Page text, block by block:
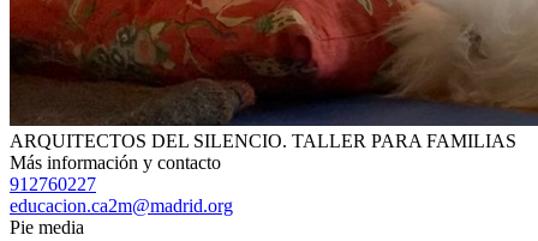
ARQUITECTOS DEL SILENCIO. TALLER PARA FAMILIAS
Más información y contacto
912760227
educacion.ca2m@madrid.org